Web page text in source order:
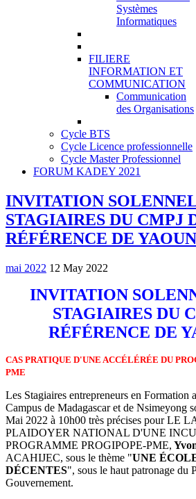
Systèmes
Informatiques
FILIERE
INFORMATION ET
COMMUNICATION
Communication
des Organisations
Cycle BTS
Cycle Licence professionnelle
Cycle Master Professionnel
FORUM KADEY 2021
INVITATION
STAGIAIRES DU CMPJ
RÉFÉRENCE DE
mai 2022 12 May 2022
INVITATION
STAGIAIRES DU
RÉFÉRENCE DE
CAS PRATIQUE D'UNE ACCÉLÉRÉE DU
PME
Les Stagiaires entrepreneurs en Formation
Campus de Madagascar et de Nsimeyong
Mai 2022 à 10h00 très précises pour LE
PLAIDOYER NATIONAL D'UNE
PROGRAMME PROGIPOPE-PME,
ACAHIJEC, sous le thème "UNE
DÉCENTES", sous le haut patronage du
Gouvernement.